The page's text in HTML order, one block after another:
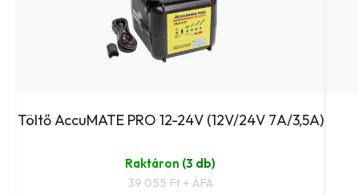
Töltő AccuMATE PRO 12-24V (12V/24V 7A/3,5A)
Raktáron (3 db)
39 055 Ft + ÁFA